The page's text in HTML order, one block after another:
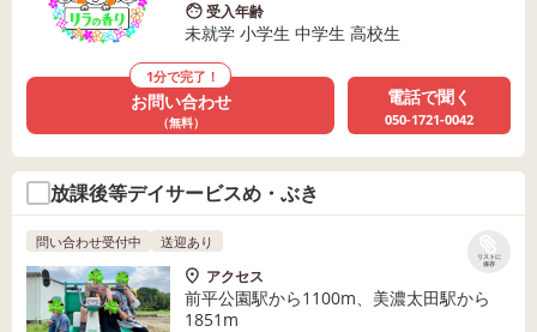
受入年齢
未就学 小学生 中学生 高校生
1分で完了！
お問い合わせ
（無料）
電話で聞く
050-1721-0042
放課後等デイサービスめ・ぶき
リストに
保存
問い合わせ受付中 送迎あり
アクセス
前平公園駅から1100m、美濃太田駅から
1851m